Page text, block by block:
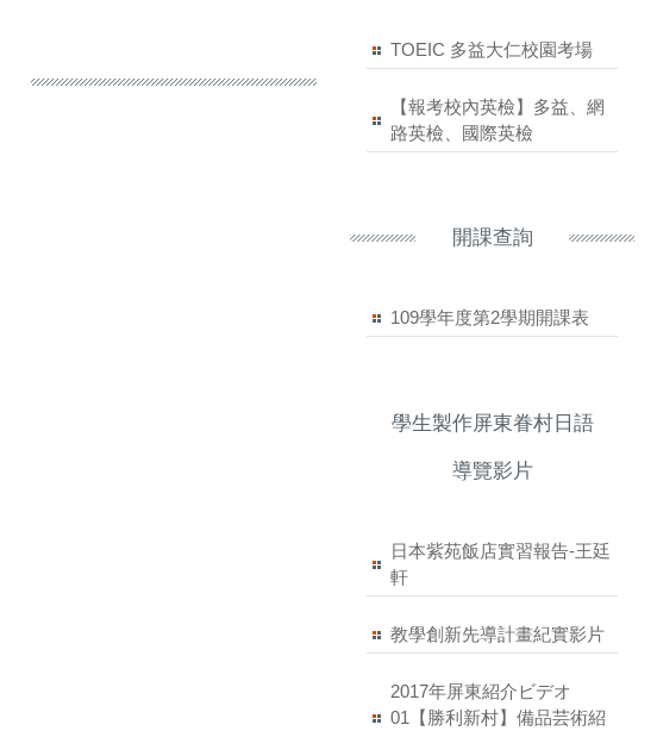
TOEIC 多益大仁校園考場
【報考校內英檢】多益、網
路英檢、國際英檢
開課查詢
109學年度第2學期開課表
學生製作屏東眷村日語
導覽影片
日本紫苑飯店實習報告-王廷
軒
教學創新先導計畫紀實影片
2017年屏東紹介ビデオ
01【勝利新村】備品芸術紹